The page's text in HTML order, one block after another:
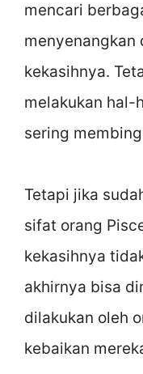
mencari
menyenangkan
kekasihnya.
melakukan hal-
sering
Tetapi jika
sifat orang
kekasihnya
akhirnya bisa
dilakukan oleh
kebaikan